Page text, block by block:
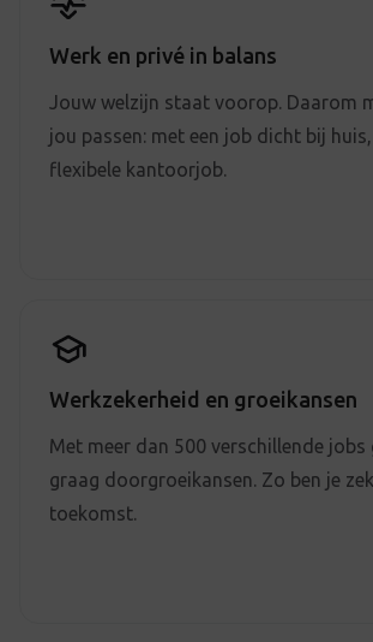
Werk en privé in balans
Jouw welzijn staat voorop. Daarom
jou passen: met een job dicht bij
flexibele kantoorjob.
Werkzekerheid en groeikansen
Met meer dan 500 verschillende jobs
graag doorgroeikansen. Zo ben je
toekomst.